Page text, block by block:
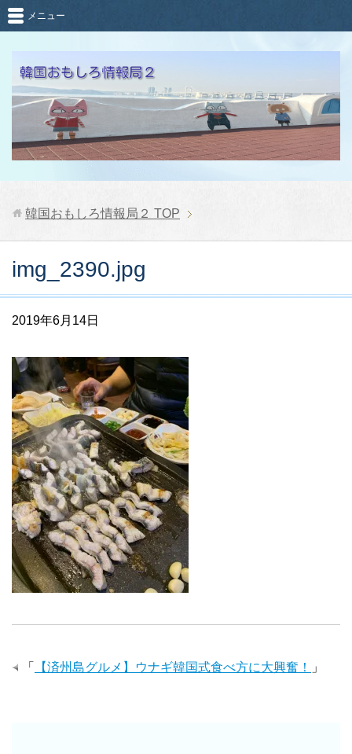
メニュー
韓国おもしろ情報局２ TOP
img_2390.jpg
2019年6月14日
「 【済州島グルメ】ウナギ韓国式食べ方に大興奮！ 」